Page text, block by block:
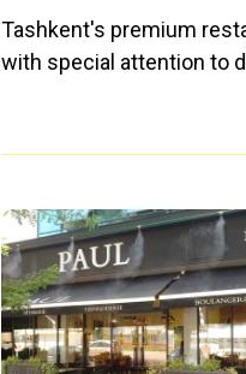
Tashkent's premium
with special attention to